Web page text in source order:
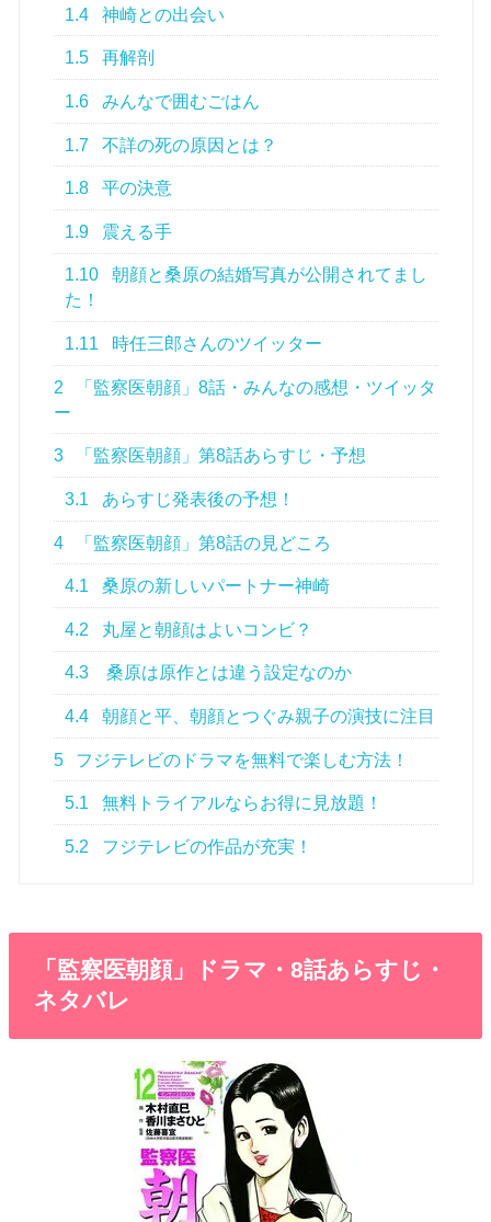
1.11 時任三郎さんのツイッター
「監察医朝顔」8話・みんなの感想・ツイッタ
ー
3 「監察医朝顔」第8話あらすじ・予想
3.1 あらすじ発表後の予想！
4 「監察医朝顔」第8話の見どころ
4.1 桑原の新しいパートナー神崎
4.2
4.3 桑原は原作とは違う設定なのか
4.4 朝顔と平、朝顔とつぐみ親子の演技に注目
5 フジテレビのドラマを無料で楽しむ方法！
5.1 無料トライアルならお得に見放題！
5.2 フジテレビの作品が充実！
「監察医朝顔」ドラマ・8話あらすじ・
ネタバレ
いまなら監察医朝顔の原作漫画が無料試し読みでき
る!